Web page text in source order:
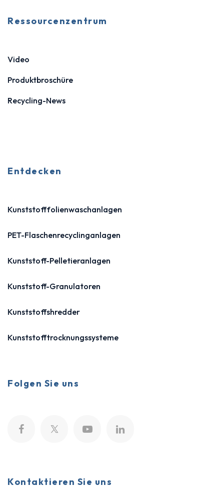
Ressourcenzentrum
Video
Produktbroschüre
Recycling-News
Entdecken
Kunststofffolienwaschanlagen
PET-Flaschenrecyclinganlagen
Kunststoff-Pelletieranlagen
Kunststoff-Granulatoren
Kunststoffshredder
Kunststofftrocknungssysteme
Folgen Sie uns
Kontaktieren Sie uns